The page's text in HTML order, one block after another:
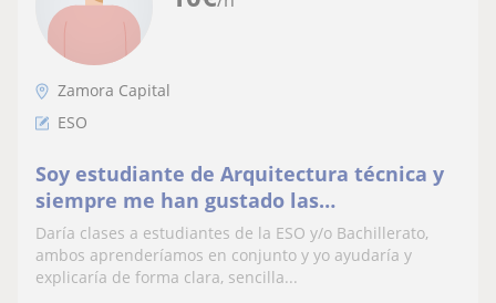
Zamora Capital
ESO
Soy estudiante de Arquitectura técnica y
siempre me han gustado las
matemáticas, en el cole me gustaba
ayudar a mis compañeros.
Daría clases a estudiantes de la ESO y/o Bachillerato,
ambos aprenderíamos en conjunto y yo ayudaría y
explicaría de forma clara, sencilla...